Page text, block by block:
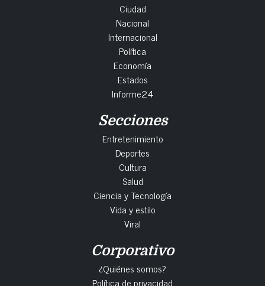
Ciudad
Nacional
Internacional
Política
Economía
Estados
Informe24
Secciones
Entretenimiento
Deportes
Cultura
Salud
Ciencia y Tecnología
Vida y estilo
Viral
Corporativo
¿Quiénes somos?
Política de privacidad